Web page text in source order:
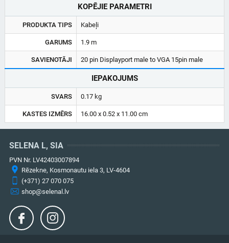
KOPĒJIE PARAMETRI
PRODUKTA TIPS Kabeļi
GARUMS 1.9 m
SAVIENOTĀJI 20 pin Displayport male to VGA 15pin male
IEPAKOJUMS
SVARS 0.17 kg
KASTES IZMĒRS 16.00 x 0.52 x 11.00 cm
SELENA L, SIA
PVN Nr. LV42403007894
Rēzekne, Kosmonautu iela 3, LV-4604
(+371) 27 070 075
shop@selenal.lv